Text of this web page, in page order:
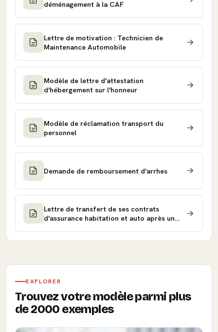
déménagement à la CAF
Lettre de motivation : Technicien de
Maintenance Automobile
Modèle de lettre d'attestation
d'hébergement sur l'honneur
Modèle de réclamation transport du
personnel
Demande de remboursement d'arrhes
Lettre de transfert de ses contrats
d'assurance habitation et auto après un
EXPLORER
Trouvez votre modèle parmi plus
de 2000 exemples